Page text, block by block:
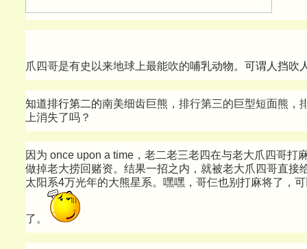
爪四哥是有史以来地球上最能吹的哺乳动物。可谓人挡吹
知道排行第二的南美细齿巨熊，排行第三的巨型短面熊，
上消失了吗？
因为 once upon a time，老二老三老四在与老大爪四哥打
做掉老大捞回赌资。结果一招之内，就被老大爪四哥直接
太阳系4万光年的大熊星系。嘿嘿，哥仨也别打麻将了，
了。